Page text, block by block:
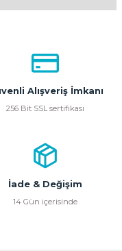
Alışveriş İmkanı
256 Bit SSL sertifikası
İade & Değişim
14 Gün içerisinde